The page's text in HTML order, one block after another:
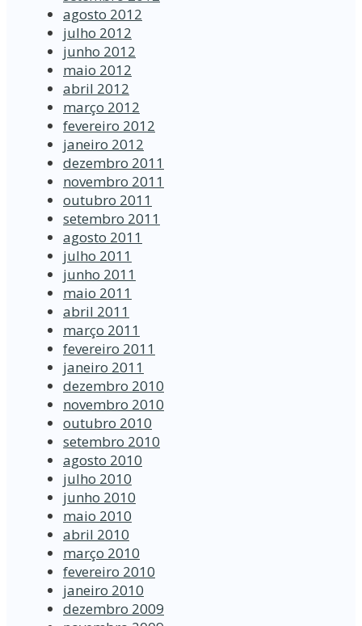
agosto 2012
julho 2012
junho 2012
maio 2012
abril 2012
março 2012
fevereiro 2012
janeiro 2012
dezembro 2011
novembro 2011
outubro 2011
setembro 2011
agosto 2011
julho 2011
junho 2011
maio 2011
abril 2011
março 2011
fevereiro 2011
janeiro 2011
dezembro 2010
novembro 2010
outubro 2010
setembro 2010
agosto 2010
julho 2010
junho 2010
maio 2010
abril 2010
março 2010
fevereiro 2010
janeiro 2010
dezembro 2009